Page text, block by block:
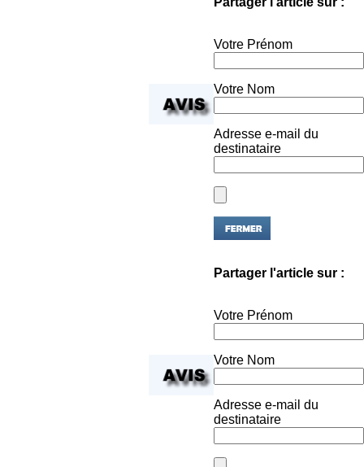
destinataire
destinataire